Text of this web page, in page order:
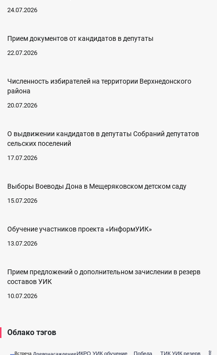
24.07.2026
Прием документов от кандидатов в депутаты
22.07.2026
Численность избирателей на территории Верхнедонского
района
20.07.2026
О выдвижении кандидатов в депутаты Собраний депутатов
сельских поселений
17.07.2026
Выборы Воеводы Дона в Мещеряковском детском саду
15.07.2026
Обучение участников проекта «ИнформУИК»
13.07.2026
Прием предложений о дополнительном зачислении в резерв
составов УИК
10.07.2026
Облако тэгов
Встреча ДревонасаждениеИКРО УИК обучение Победа ТИК УИК резерв